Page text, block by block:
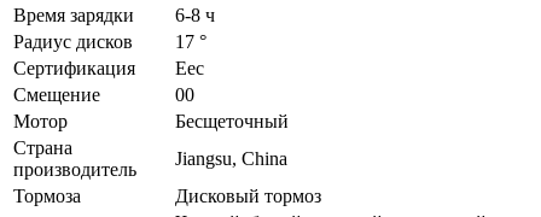
Время зарядки
6-8 ч
Радиус дисков
17 °
Сертификация
Eec
Смещение
00
Мотор
Бесщеточный
Страна
производитель
Jiangsu, China
Тормоза
Дисковый тормоз